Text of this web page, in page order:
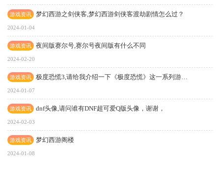
游戏资讯 梦幻西游之剑侠客,梦幻西游剑侠客渡劫剧情怎么过？
2024-01-04
游戏资讯 夜间版赛尔号,赛尔号夜间版有什么不同
2024-02-20
游戏资讯 极度恐慌3,请给我介绍一下《极度恐慌》这一系列游戏的背景以及《极度恐慌3》的游戏剧情，谢谢
2024-01-07
游戏资讯 dnf头像,请问谁有DNF超可爱Q版头像，谢谢，
2024-02-03
游戏资讯 梦幻西游阁楼
2024-01-08